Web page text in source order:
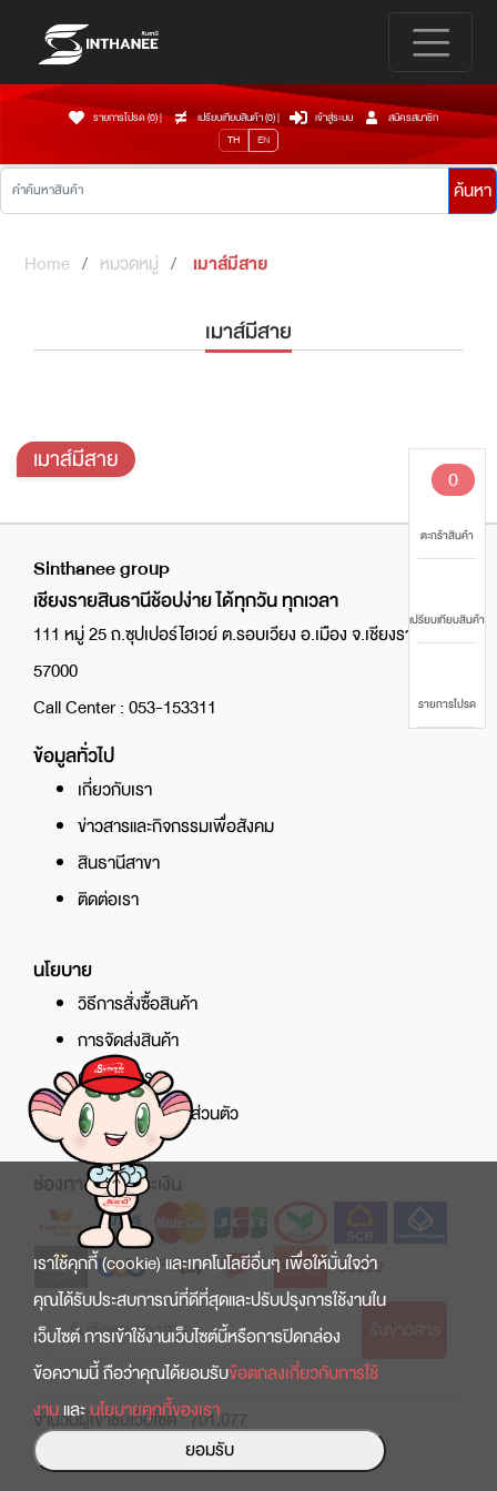
รายการโปรด (0)| เปรียบเทียบสินค้า (0)| เข้าสู่ระบบ
สมัครสมาชิก
TH
EN
ค้นหา
0
ตะกร้าสินค้า
เปรียบเทียบสินค้า
รายการโปรด
Home หมวดหมู่ เมาส์มีสาย
เมาส์มีสาย
เมาส์มีสาย
Sinthanee group
เชียงรายสินธานีช้อปง่าย ได้ทุกวัน ทุกเวลา
111 หมู่ 25 ถ.ซุปเปอร์ไฮเวย์ ต.รอบเวียง อ.เมือง จ.เชียงราย
57000
Call Center : 053-153311
ข้อมูลทั่วไป
เกี่ยวกับเรา
ข่าวสารและกิจกรรมเพื่อสังคม
สินธานีสาขา
ติดต่อเรา
นโยบาย
วิธีการสั่งซื้อสินค้า
การจัดส่งสินค้า
ศูนย์บริการ
นโยบายความเป็นส่วนตัว
ช่องทางการชำระเงิน
จำนวนผู้เข้าชมเว็บไซต์ : 701,077
Copyright © 2022 สินธานี
เราใช้คุกกี้ (cookie) และเทคโนโลยีอื่นๆ เพื่อให้มั่นใจว่า
คุณได้รับประสบการณ์ที่ดีที่สุดและปรับปรุงการใช้งานใน
เว็บไซต์ การเข้าใช้งานเว็บไซต์นี้หรือการปิดกล่อง
ข้อความนี้ ถือว่าคุณได้ยอมรับข้อตกลงเกี่ยวกับการใช้
งานและนโยบายคุกกี้ของเรา
ยอมรับ